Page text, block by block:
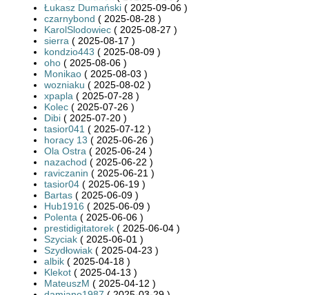
Łukasz Dumański ( 2025-09-06 )
czarnybond ( 2025-08-28 )
KarolSlodowiec ( 2025-08-27 )
sierra ( 2025-08-17 )
kondzio443 ( 2025-08-09 )
oho ( 2025-08-06 )
Monikao ( 2025-08-03 )
wozniaku ( 2025-08-02 )
xpapla ( 2025-07-28 )
Kolec ( 2025-07-26 )
Dibi ( 2025-07-20 )
tasior041 ( 2025-07-12 )
horacy 13 ( 2025-06-26 )
Ola Ostra ( 2025-06-24 )
nazachod ( 2025-06-22 )
raviczanin ( 2025-06-21 )
tasior04 ( 2025-06-19 )
Bartas ( 2025-06-09 )
Hub1916 ( 2025-06-09 )
Polenta ( 2025-06-06 )
prestidigitatorek ( 2025-06-04 )
Szyciak ( 2025-06-01 )
Szydłowiak ( 2025-04-23 )
albik ( 2025-04-18 )
Klekot ( 2025-04-13 )
MateuszM ( 2025-04-12 )